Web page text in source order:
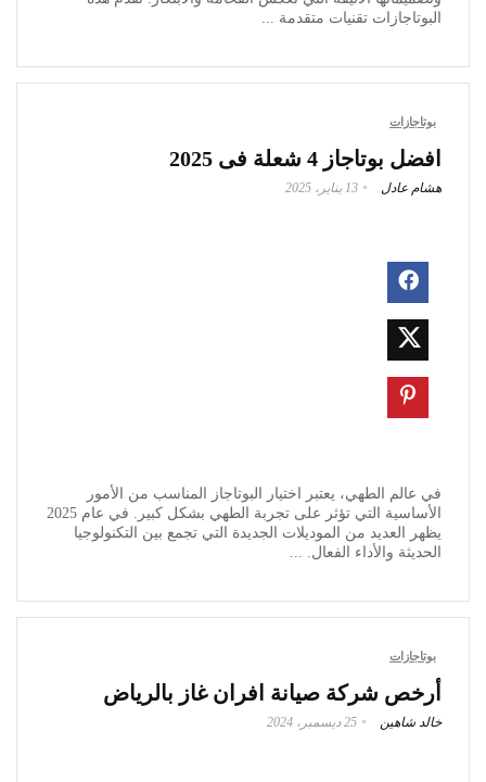
البوتاجازات تقنيات متقدمة ...
بوتاجازات
افضل بوتاجاز 4 شعلة فى 2025
هشام عادل 13 يناير، 2025
في عالم الطهي، يعتبر اختيار البوتاجاز المناسب من الأمور
الأساسية التي تؤثر على تجربة الطهي بشكل كبير. في عام 2025
يظهر العديد من الموديلات الجديدة التي تجمع بين التكنولوجيا
الحديثة والأداء الفعال. ...
بوتاجازات
أرخص شركة صيانة افران غاز بالرياض
خالد شاهين 25 ديسمبر، 2024